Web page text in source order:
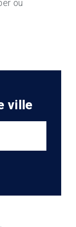
ou
ville